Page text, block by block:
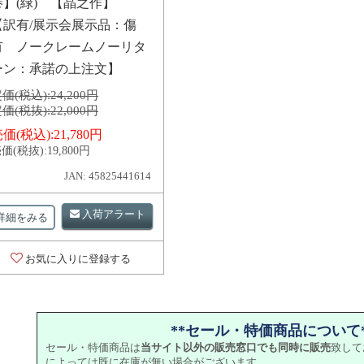
】(緑) 【晶之作】
訳有/展示会展示品：傷
ノークレームノーリタ
ン：承諾の上注文】
価(税込):24,200円
価(税抜):22,000円
価(税込):21,780円
(税抜):19,800円
JAN: 45825441614
細をみる 入荷アラート
お気に入りに登録する
**セール・特価商品につい
セール・特価商品は当サイト以外の販売窓口でも同時に販売致し